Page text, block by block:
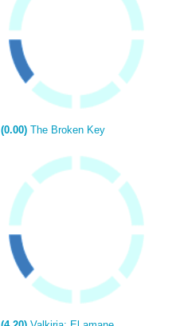
(0.00)The Broken Key